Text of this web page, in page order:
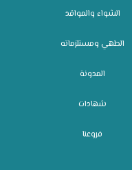
الشواء والمواقد
الطهي ومستلزماته
المدونة
شهادات
فروعنا